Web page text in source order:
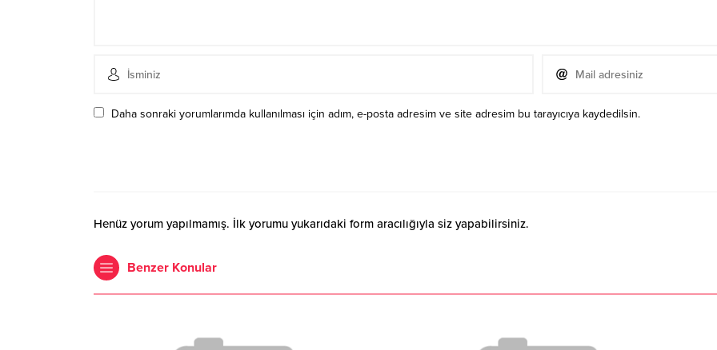
Daha sonraki yorumlarımda kullanılması için adım, e-posta adresim ve site adresim bu tarayıcıya kaydedilsin.
Henüz yorum yapılmamış. İlk yorumu yukarıdaki form aracılığıyla siz yapabilirsiniz.
Benzer Konular